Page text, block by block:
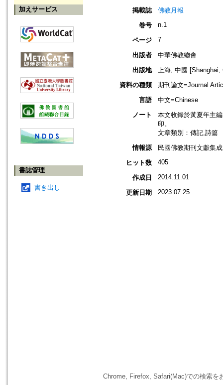
加えサービス
書誌管理
書き出し
掲載誌
佛教月報
巻号
n.1
ページ 7
出版者
中華佛教總會
出版地
上海, 中國 [Shanghai,
資料の種類
期刊論文=Journal
言語
中文=Chinese
ノート
本文收錄於黃夏年主
印。
文章類別：傳記,詩篇
情報源
民國佛教期刊文獻集
ヒット数
405
作成日 2014.11.01
更新日期 2023.07.25
Chrome, Firefox, Safari(Mac)での検索を